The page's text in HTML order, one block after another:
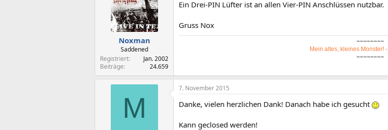
Noxman
Saddened
Registriert
Jan. 2002
Beiträge
24.659
Ein Drei-PIN Lüfter ist an allen Vier-PIN Anschlüssen nutzbar.
Gruss Nox
~~~~~~~~
Mein altes, kleines Monster!-
~~~~~~~~
M
7. November 2015
Danke, vielen herzlichen Dank! Danach habe ich gesucht
Kann geclosed werden!